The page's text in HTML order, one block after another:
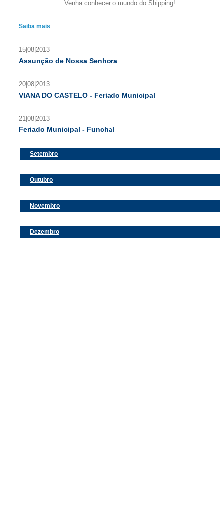
Venha conhecer o mundo do Shipping!
Saiba mais
15|08|2013
Assunção de Nossa Senhora
20|08|2013
VIANA DO CASTELO - Feriado Municipal
21|08|2013
Feriado Municipal - Funchal
Setembro
Outubro
Novembro
Dezembro